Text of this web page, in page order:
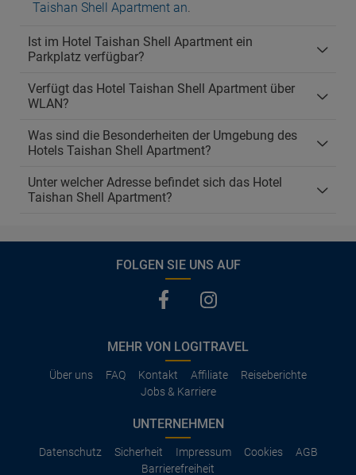
Taishan Shell Apartment an.
Ist im Hotel Taishan Shell Apartment ein
Parkplatz verfügbar?
Verfügt das Hotel Taishan Shell Apartment über
WLAN?
Was sind die Besonderheiten der Umgebung des
Hotels Taishan Shell Apartment?
Unter welcher Adresse befindet sich das Hotel
Taishan Shell Apartment?
FOLGEN SIE UNS AUF
MEHR VON LOGITRAVEL
Über uns FAQ Kontakt Affiliate
Reiseberichte
Jobs & Karriere
UNTERNEHMEN
Datenschutz Sicherheit Impressum Cookies
AGB
Barrierefreiheit